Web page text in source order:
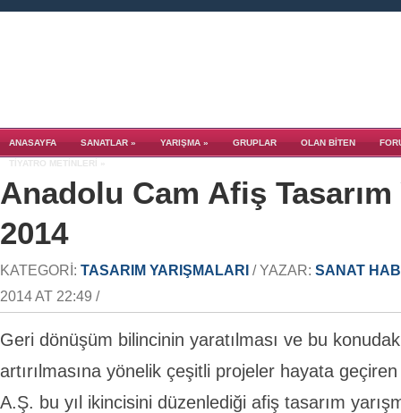
ANASAYFA SANATLAR» YARIŞMA» GRUPLAR OLAN BITEN
TIYATRO METINLERI »
Anadolu Cam Afiş Tasarım
2014
KATEGORI: TASARIM YARIŞMALARI / YAZAR: SANAT
2014 AT 22:49 /
Geri dönüşüm bilincinin yaratılması ve bu
artırılmasına yönelik çeşitli projeler hayata
A.Ş. bu yıl ikincisini düzenlediği afiş tasarım